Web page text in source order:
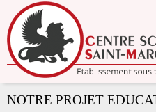
contenu.
|
Aller
à
la
navigation
NOTRE PROJET